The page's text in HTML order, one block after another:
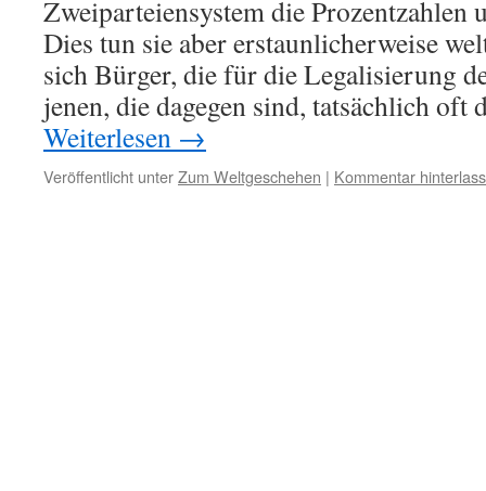
Zweiparteien⁪system die Prozentzahlen
Dies tun sie aber erstaunlicherweise
sich Bürger, die für die Legalisierung
jenen, die dagegen sind, tatsächlich oft
Weiterlesen →
Veröffentlicht unterZum Weltgeschehen | Kommentar